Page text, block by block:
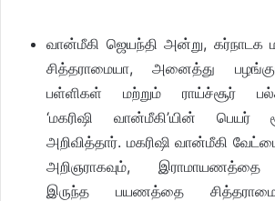
வான்மீகி ஜெயந்தி அன்று, கர்நாடக
சித்தராமையா, அனைத்து
பள்ளிகள் மற்றும் ராய்ச்சூர்
‘மகரிஷி வான்மீகி’யின் பெயர்
அறிவித்தார். மகரிஷி வான்மீகி
அறிஞராகவும், இராமாயணத்தை
இருந்த பயணத்தை